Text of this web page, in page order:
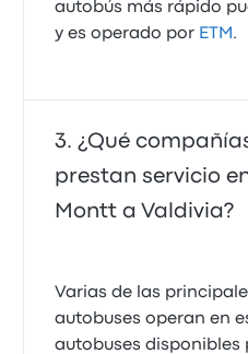
autobús más rápido
y es operado por ETM .
¿Qué
prestan servicio
Montt a Valdivia?
Varias de las
autobuses operan en
autobuses disponibles